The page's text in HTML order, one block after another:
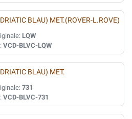
BLAU) MET.(ROVER-L.ROVE)
LQW
VCD-BLVC-LQW
BLAU) MET.
731
VCD-BLVC-731